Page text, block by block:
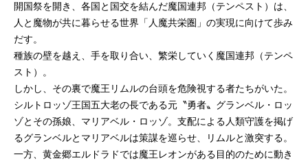
開国祭を開き、各国と国交を結んだ魔国連邦（テンペスト）は、
人と魔物が共に暮らせる世界「人魔共栄圏」の実現に向けて歩み
だす。
種族の壁を越え、手を取り合い、繁栄していく魔国連邦（テンペ
スト）。
しかし、その裏で魔王リムルの台頭を危険視する者たちがいた。
シルトロッゾ王国五大老の長である元〝勇者〟グランベル・ロッ
ゾとその孫娘、マリアベル・ロッゾ。支配による人類守護を掲げ
るグランベルとマリアベルは策謀を巡らせ、リムルと激突する。
一方、黄金郷エルドラドでは魔王レオンがある目的のために動き